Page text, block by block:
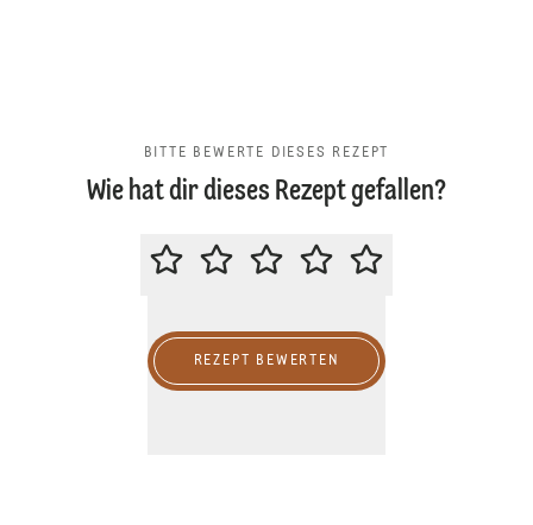
BITTE BEWERTE DIESES REZEPT
Wie hat dir dieses Rezept gefallen?
BITTE BEWERTE DIESES REZEPT
REZEPT BEWERTEN